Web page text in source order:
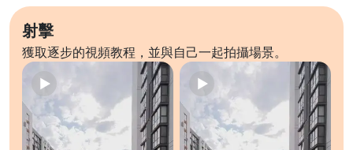
射擊
獲取逐步的視頻教程，並與自己一起拍攝場景。